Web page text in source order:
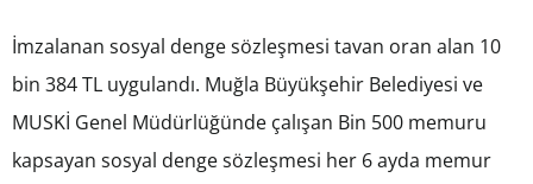
İmzalanan sosyal denge sözleşmesi tavan oran alan 10
bin 384 TL uygulandı. Muğla Büyükşehir Belediyesi ve
MUSKİ Genel Müdürlüğünde çalışan Bin 500 memuru
kapsayan sosyal denge sözleşmesi her 6 ayda memur